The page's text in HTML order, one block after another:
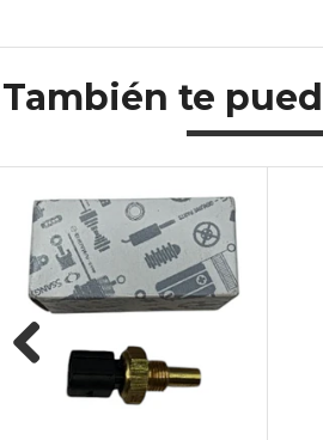
También te
Previous